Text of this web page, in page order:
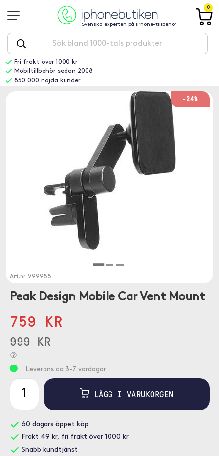
Svenska experten på iPhone-tillbehör
0
Fri frakt över 1000 kr
Mobiltillbehör sedan 2008
850 000 nöjda kunder
-24%
Art.nr. V99988
Peak Design Mobile Car Vent Mount
759 KR
999 KR
Leverans ca 3-7 vardagar
LÄGG I VARUKORGEN
60 dagars öppet köp
Frakt 49 kr, fri frakt över 1000 kr
Snabb kundtjänst